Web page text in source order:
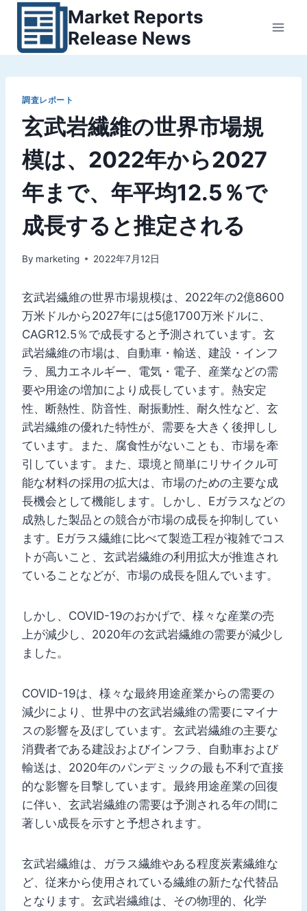
Market Reports
Release News
調査レポート
玄武岩繊維の世界市場規
模は、2022年から2027
年まで、年平均12.5％で
成長すると推定される
By marketing 2022年7月12日
玄武岩繊維の世界市場規模は、2022年の2億8600
万米ドルから2027年には5億1700万米ドルに、
CAGR12.5％で成長すると予測されています。玄
武岩繊維の市場は、自動車・輸送、建設・インフ
ラ、風力エネルギー、電気・電子、産業などの需
要や用途の増加により成長しています。熱安定
性、断熱性、防音性、耐振動性、耐久性など、玄
武岩繊維の優れた特性が、需要を大きく後押しし
ています。また、腐食性がないことも、市場を牽
引しています。また、環境と簡単にリサイクル可
能な材料の採用の拡大は、市場のための主要な成
長機会として機能します。しかし、Eガラスなどの
成熟した製品との競合が市場の成長を抑制してい
ます。Eガラス繊維に比べて製造工程が複雑でコス
トが高いこと、玄武岩繊維の利用拡大が推進され
ていることなどが、市場の成長を阻んでいます。
しかし、COVID-19のおかげで、様々な産業の売
上が減少し、2020年の玄武岩繊維の需要が減少し
ました。
COVID-19は、様々な最終用途産業からの需要の
減少により、世界中の玄武岩繊維の需要にマイナ
スの影響を及ぼしています。玄武岩繊維の主要な
消費者である建設およびインフラ、自動車および
輸送は、2020年のパンデミックの最も不利で直接
的な影響を目撃しています。最終用途産業の回復
に伴い、玄武岩繊維の需要は予測される年の間に
著しい成長を示すと予想されます。
玄武岩繊維は、ガラス繊維やある程度炭素繊維な
ど、従来から使用されている繊維の新たな代替品
となります。玄武岩繊維は、その物理的、化学